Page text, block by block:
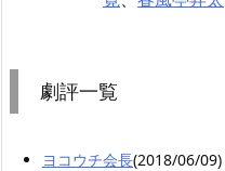
劇評一覧
ヨコウチ会長(2018/06/09)